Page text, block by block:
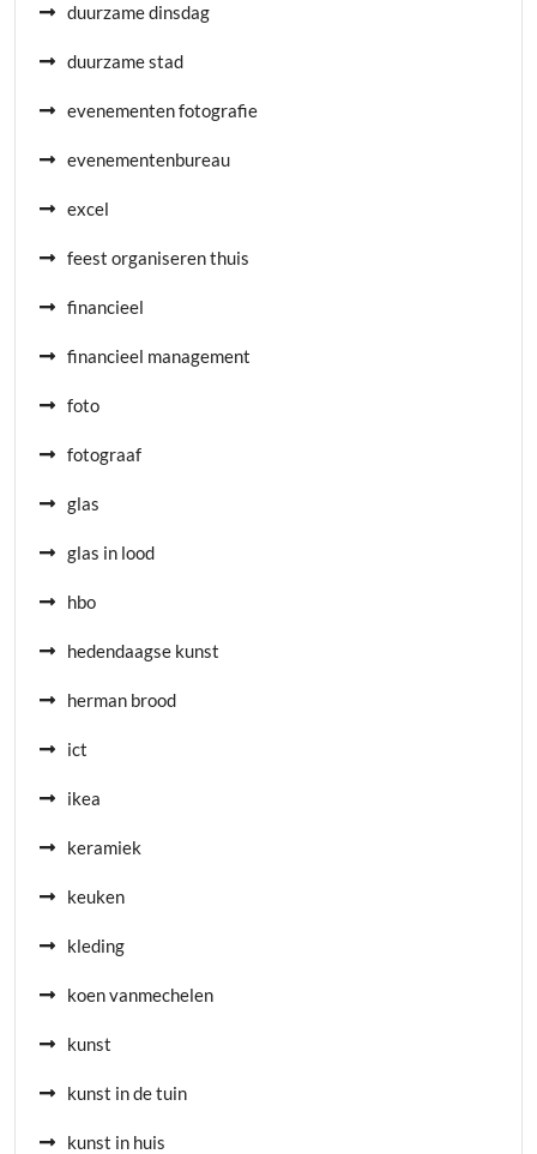
duurzame dinsdag
duurzame stad
evenementen fotografie
evenementenbureau
excel
feest organiseren thuis
financieel
financieel management
foto
fotograaf
glas
glas in lood
hbo
hedendaagse kunst
herman brood
ict
ikea
keramiek
keuken
kleding
koen vanmechelen
kunst
kunst in de tuin
kunst in huis